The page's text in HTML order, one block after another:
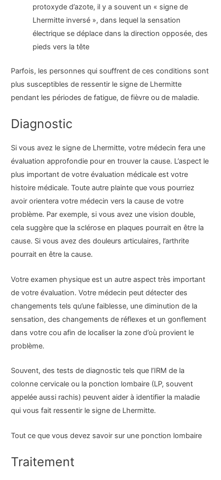
protoxyde d’azote, il y a souvent un « signe de
Lhermitte inversé », dans lequel la sensation
électrique se déplace dans la direction opposée, des
pieds vers la tête
Parfois, les personnes qui souffrent de ces conditions sont
plus susceptibles de ressentir le signe de Lhermitte
pendant les périodes de fatigue, de fièvre ou de maladie.
Diagnostic
Si vous avez le signe de Lhermitte, votre médecin fera une
évaluation approfondie pour en trouver la cause. L’aspect le
plus important de votre évaluation médicale est votre
histoire médicale. Toute autre plainte que vous pourriez
avoir orientera votre médecin vers la cause de votre
problème. Par exemple, si vous avez une vision double,
cela suggère que la sclérose en plaques pourrait en être la
cause. Si vous avez des douleurs articulaires, l’arthrite
pourrait en être la cause.
Votre examen physique est un autre aspect très important
de votre évaluation. Votre médecin peut détecter des
changements tels qu’une faiblesse, une diminution de la
sensation, des changements de réflexes et un gonflement
dans votre cou afin de localiser la zone d’où provient le
problème.
Souvent, des tests de diagnostic tels que l’IRM de la
colonne cervicale ou la ponction lombaire (LP, souvent
appelée aussi rachis) peuvent aider à identifier la maladie
qui vous fait ressentir le signe de Lhermitte.
Tout ce que vous devez savoir sur une ponction lombaire
Traitement